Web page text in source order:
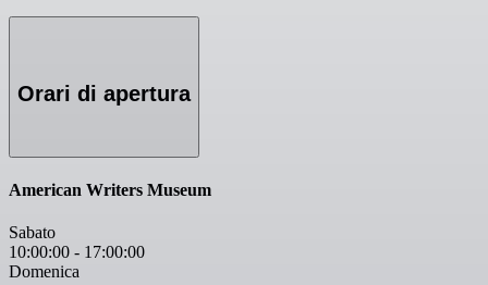
Orari di apertura
American Writers Museum
Sabato
10:00:00 - 17:00:00
Domenica